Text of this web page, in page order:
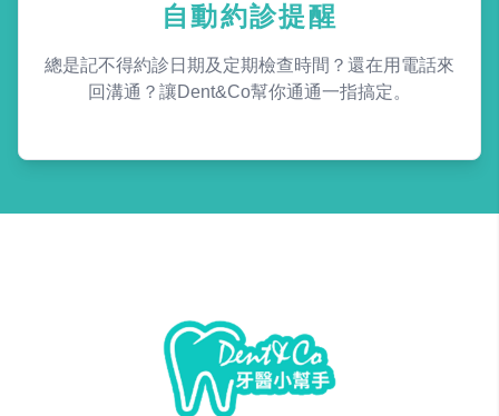
自動約診提醒
總是記不得約診日期及定期檢查時間？還在用電話來
回溝通？讓Dent&Co幫你通通一指搞定。